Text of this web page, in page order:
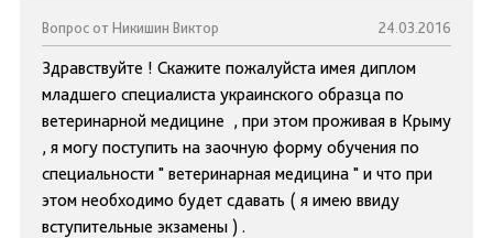
Вопрос от Никишин Виктор 24.03.2016
Здравствуйте ! Скажите пожалуйста имея диплом
младшего специалиста украинского образца по
ветеринарной медицине , при этом проживая в Крыму
, я могу поступить на заочную форму обучения по
специальности " ветеринарная медицина " и что при
этом необходимо будет сдавать ( я имею ввиду
вступительные экзамены ) .